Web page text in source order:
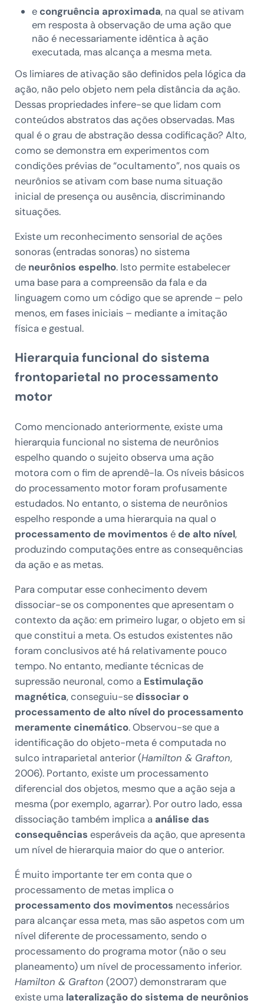
e congruência aproximada, na qual se ativam
em resposta à observação de uma ação que
não é necessariamente idêntica à ação
executada, mas alcança a mesma meta.
Os limiares de ativação são definidos pela lógica da
ação, não pelo objeto nem pela distância da ação.
Dessas propriedades infere-se que lidam com
conteúdos abstratos das ações observadas. Mas
qual é o grau de abstração dessa codificação? Alto,
como se demonstra em experimentos com
condições prévias de “ocultamento”, nos quais os
neurônios se ativam com base numa situação
inicial de presença ou ausência, discriminando
situações.
Existe um reconhecimento sensorial de ações
sonoras (entradas sonoras) no sistema
de neurônios espelho. Isto permite estabelecer
uma base para a compreensão da fala e da
linguagem como um código que se aprende – pelo
menos, em fases iniciais – mediante a imitação
física e gestual.
Hierarquia funcional do sistema
frontoparietal no processamento
motor
Como mencionado anteriormente, existe uma
hierarquia funcional no sistema de neurônios
espelho quando o sujeito observa uma ação
motora com o fim de aprendê-la. Os níveis básicos
do processamento motor foram profusamente
estudados. No entanto, o sistema de neurônios
espelho responde a uma hierarquia na qual o
processamento de movimentos é de alto nível,
produzindo computações entre as consequências
da ação e as metas.
Para computar esse conhecimento devem
dissociar-se os componentes que apresentam o
contexto da ação: em primeiro lugar, o objeto em si
que constitui a meta. Os estudos existentes não
foram conclusivos até há relativamente pouco
tempo. No entanto, mediante técnicas de
supressão neuronal, como a Estimulação
magnética, conseguiu-se dissociar o
processamento de alto nível do processamento
meramente cinemático. Observou-se que a
identificação do objeto-meta é computada no
sulco intraparietal anterior (Hamilton & Grafton,
2006). Portanto, existe um processamento
diferencial dos objetos, mesmo que a ação seja a
mesma (por exemplo, agarrar). Por outro lado, essa
dissociação também implica a análise das
consequências esperáveis da ação, que apresenta
um nível de hierarquia maior do que o anterior.
É muito importante ter em conta que o
processamento de metas implica o
processamento dos movimentos necessários
para alcançar essa meta, mas são aspetos com um
nível diferente de processamento, sendo o
processamento do programa motor (não o seu
planeamento) um nível de processamento inferior.
Hamilton & Grafton (2007) demonstraram que
existe uma lateralização do sistema de neurônios